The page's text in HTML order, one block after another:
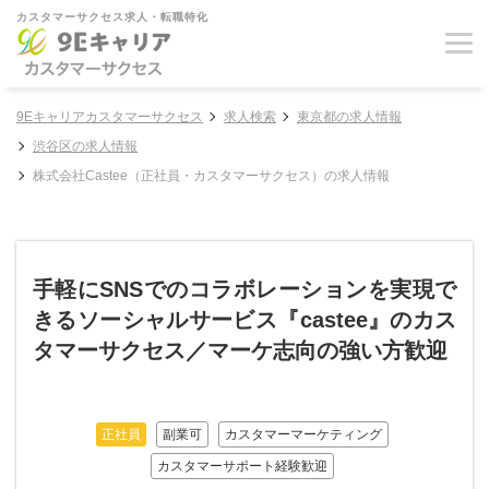
カスタマーサクセス求人・転職特化
9Eキャリアカスタマーサクセス 求人検索
東京都の求人情報
渋谷区の求人情報
株式会社Castee（正社員・カスタマーサクセス）の求人情報
手軽にSNSでのコラボレーションを実現で
きるソーシャルサービス『castee』のカス
タマーサクセス／マーケ志向の強い方歓迎
正社員 副業可 カスタマーマーケティング
カスタマーサポート経験歓迎